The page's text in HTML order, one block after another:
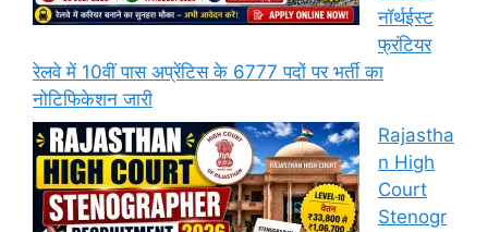
नॉर्थईस्ट
फ्रंटियर
रेलवे में 10वीं पास अप्रेंटिस के 6777 पदों पर भर्ती का
नोटिफिकेशन जारी
Rajastha
n High
Court
Stenogr